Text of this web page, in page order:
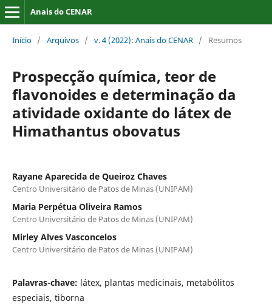
Anais do CENAR
Início / Arquivos / v. 4 (2022): Anais do CENAR / Resumos
Prospecção química, teor de
flavonoides e determinação da
atividade oxidante do látex de
Himathantus obovatus
Rayane Aparecida de Queiroz Chaves
Centro Universitário de Patos de Minas (UNIPAM)
Maria Perpétua Oliveira Ramos
Centro Universitário de Patos de Minas (UNIPAM)
Mirley Alves Vasconcelos
Centro Universitário de Patos de Minas (UNIPAM)
Palavras-chave: látex, plantas medicinais, metabólitos
especiais, tiborna